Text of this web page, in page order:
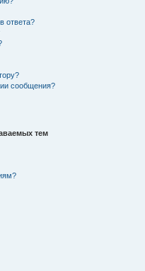
ответа?
сообщения?
тем